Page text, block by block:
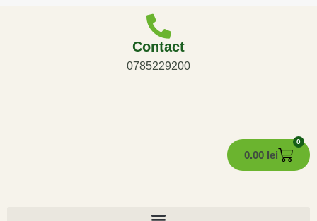
Contact
0785229200
0.00 lei
0